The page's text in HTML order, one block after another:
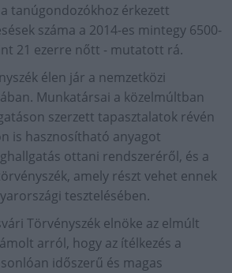
tanúgondozókhoz érkezett
száma a 2014-es mintegy 6500-
21 ezerre nőtt - mutatott rá.
élen jár a nemzetközi
Munkatársai a közelmúltban
szerzett tapasztalatok révén
is hasznosítható anyagot
ottani rendszeréről, és a
amely részt vehet ennek
tesztelésében.
Törvényszék elnöke az elmúlt
arról, hogy az ítélkezés a
időszerű és magas